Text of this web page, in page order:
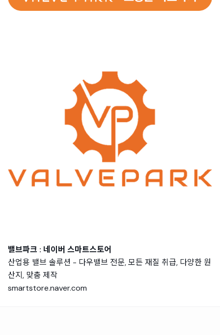
밸브파크 : 네이버 스마트스토어
산업용 밸브 솔루션 - 다우밸브 전문, 모든 재질 취급, 다양한 원
산지, 맞춤 제작
smartstore.naver.com